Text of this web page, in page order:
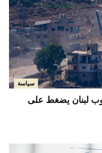
سياسة
لبنان يضغط على